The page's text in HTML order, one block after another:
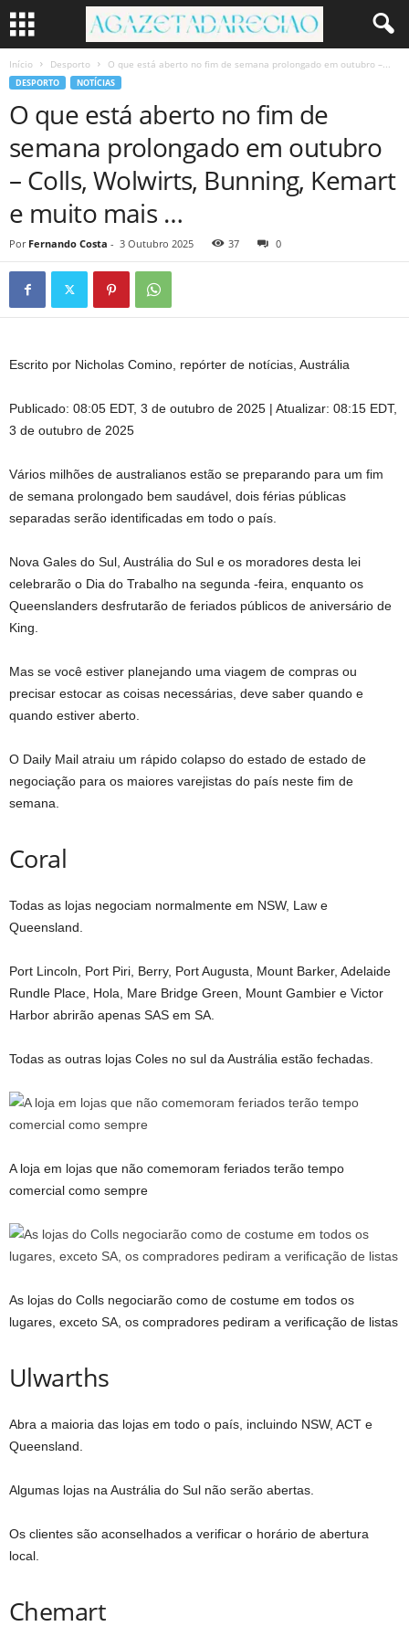
Início Desporto O que está aberto no fim de semana prolongado em outubro –...
DESPORTO NOTÍCIAS
O que está aberto no fim de
semana prolongado em outubro
– Colls, Wolwirts, Bunning, Kemart
e muito mais …
Por Fernando Costa - 3 Outubro 2025 37 0
Escrito por Nicholas Comino, repórter de notícias, Austrália
Publicado: 08:05 EDT, 3 de outubro de 2025 | Atualizar: 08:15 EDT,
3 de outubro de 2025
Vários milhões de australianos estão se preparando para um fim
de semana prolongado bem saudável, dois férias públicas
separadas serão identificadas em todo o país.
Nova Gales do Sul, Austrália do Sul e os moradores desta lei
celebrarão o Dia do Trabalho na segunda -feira, enquanto os
Queenslanders desfrutarão de feriados públicos de aniversário de
King.
Mas se você estiver planejando uma viagem de compras ou
precisar estocar as coisas necessárias, deve saber quando e
quando estiver aberto.
O Daily Mail atraiu um rápido colapso do estado de estado de
negociação para os maiores varejistas do país neste fim de
semana.
Coral
Todas as lojas negociam normalmente em NSW, Law e
Queensland.
Port Lincoln, Port Piri, Berry, Port Augusta, Mount Barker, Adelaide
Rundle Place, Hola, Mare Bridge Green, Mount Gambier e Victor
Harbor abrirão apenas SAS em SA.
Todas as outras lojas Coles no sul da Austrália estão fechadas.
A loja em lojas que não comemoram feriados terão tempo
comercial como sempre
As lojas do Colls negociarão como de costume em todos os
lugares, exceto SA, os compradores pediram a verificação de listas
Ulwarths
Abra a maioria das lojas em todo o país, incluindo NSW, ACT e
Queensland.
Algumas lojas na Austrália do Sul não serão abertas.
Os clientes são aconselhados a verificar o horário de abertura
local.
Chemart